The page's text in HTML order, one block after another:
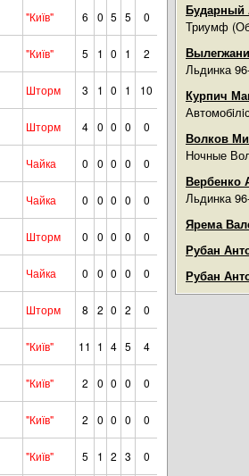
Бударный
Триумф
Льдинка
Курпич
Волков
Ночные
Вербенко
Льдинка
Ярема
Рубан
Рубан
"Київ" 6 0 5 5
0
"Київ" 5 1 0 1
2
Шторм 3 1 0 1
10
Шторм 4 0 0 0
0
Чайка 0 0 0 0
0
Чайка 0 0 0 0
0
Шторм 0 0 0 0
0
Чайка 0 0 0 0
0
Шторм 8 2 0 2
0
"Київ" 11 1 4 5
4
"Київ" 2 0 0 0
0
"Київ" 2 0 0 0
0
"Київ" 5 1 2 3
0